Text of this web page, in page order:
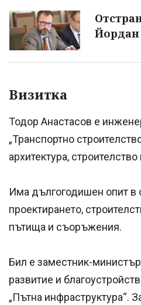
Визитка
Тодор Анастасов е
„Транспортно
архитектура,
Има дългогодишен опит в
проектирането,
пътища и съоръжения.
Бил е заместник-
развитие и
„Пътна инфраструктура“.